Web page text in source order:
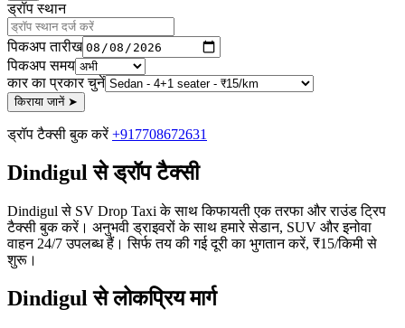
ड्रॉप स्थान
पिकअप तारीख
पिकअप समय
कार का प्रकार चुनें
किराया जानें➤
ड्रॉप टैक्सी बुक करें+917708672631
Dindigul से ड्रॉप टैक्सी
Dindigul से SV Drop Taxi के साथ किफायती एक तरफा और राउंड ट्रिप
टैक्सी बुक करें। अनुभवी ड्राइवरों के साथ हमारे सेडान, SUV और इनोवा
वाहन 24/7 उपलब्ध हैं। सिर्फ तय की गई दूरी का भुगतान करें, ₹15/किमी से
शुरू।
Dindigul से लोकप्रिय मार्ग